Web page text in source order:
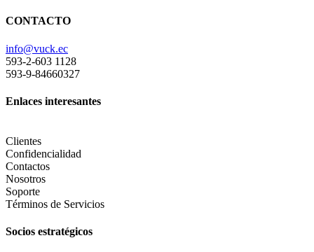
CONTACTO
info@vuck.ec
593-2-603 1128
593-9-84660327
Enlaces interesantes
Clientes
Confidencialidad
Contactos
Nosotros
Soporte
Términos de Servicios
Socios estratégicos